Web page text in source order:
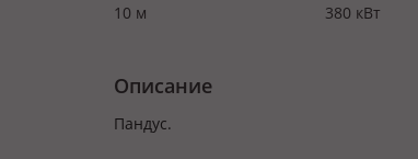
10 м 380 кВт
Описание
Пандус.